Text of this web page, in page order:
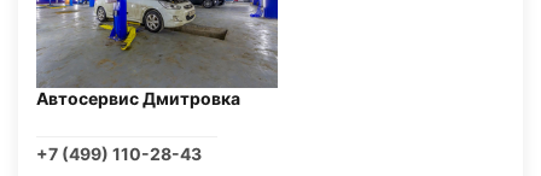
Автосервис Дмитровка
+7 (499) 110-28-43